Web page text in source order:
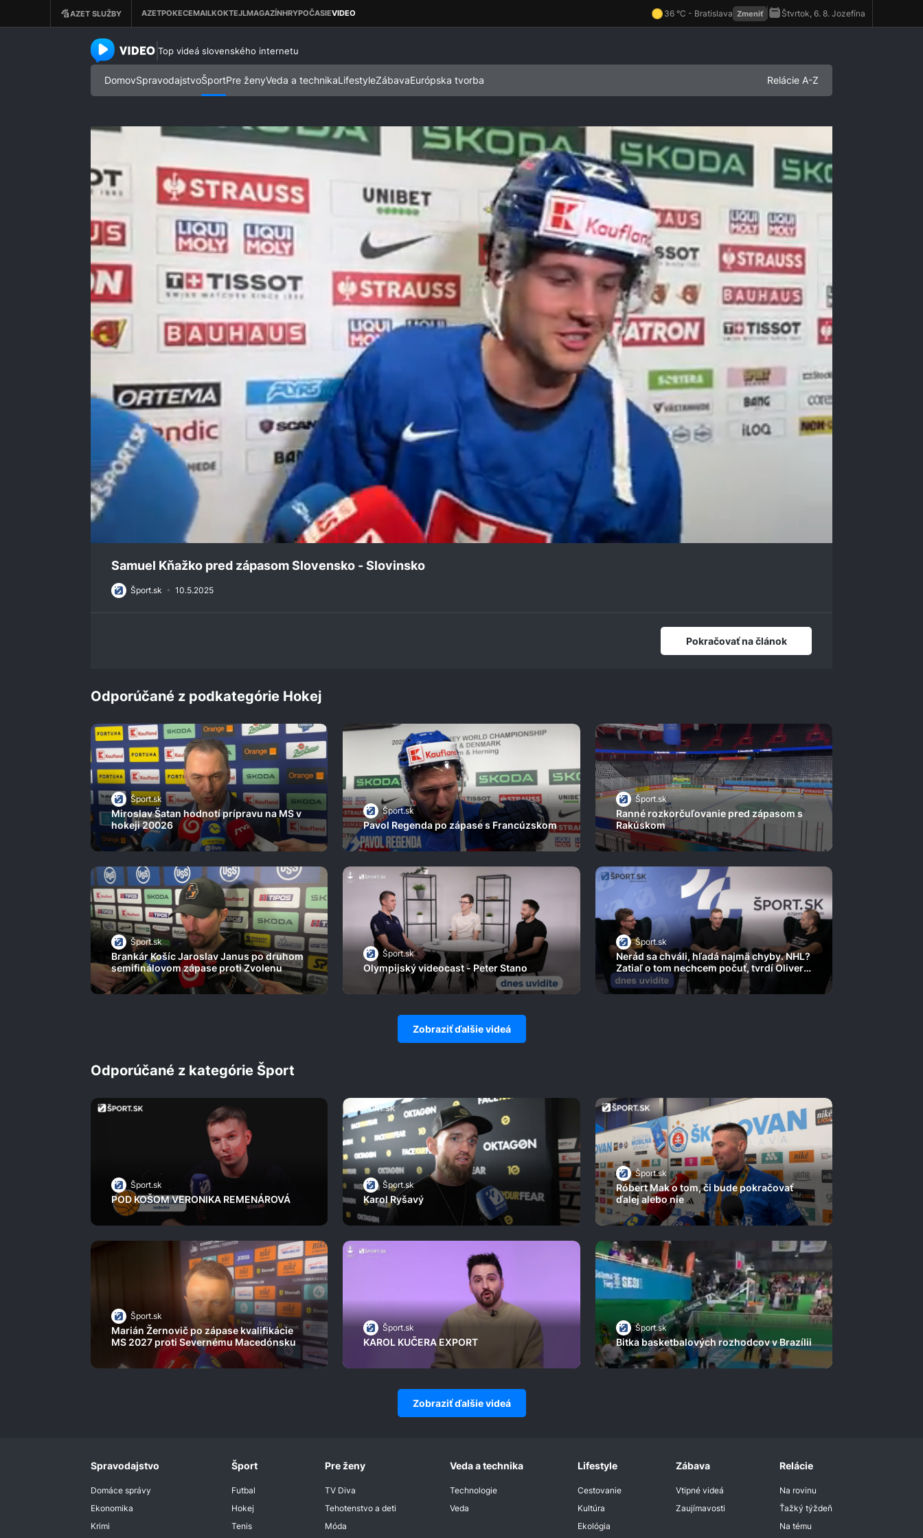
azet.video.sk
Top videá slovenského internetu
DomovSpravodajstvoŠportPre ženyVeda a technikaLifestyleZábavaEurópska tvorba Relácie A-Z
seconds
minute,
Samuel Kňažko pred zápasom Slovensko - Slovinsko
Šport.sk • 10.5.2025
Pokračovať na článok
Odporúčané z podkategórie Hokej
Šport.sk
Miroslav Šatan hodnotí prípravu na MS v
hokeji 20026
Šport.sk
Pavol Regenda po zápase s Francúzskom
Šport.sk
Ranné rozkorčuľovanie pred zápasom s
Rakúskom
Šport.sk
Brankár Košíc Jaroslav Janus po druhom
semifinálovom zápase proti Zvolenu
Šport.sk
Olympijský videocast - Peter Stano
Šport.sk
Nerád sa chváli, hľadá najmä chyby. NHL?
Zatiaľ o tom nechcem počuť, tvrdí Oliver
Okuliar
Zobraziť ďalšie videá
Odporúčané z kategórie Šport
Šport.sk
POD KOŠOM VERONIKA REMENÁROVÁ
Šport.sk
Karol Ryšavý
Šport.sk
Róbert Mak o tom, či bude pokračovať
ďalej alebo nie
Šport.sk
Marián Žernovič po zápase kvalifikácie
MS 2027 proti Severnému Macedónsku
Šport.sk
KAROL KUČERA EXPORT
Šport.sk
Bitka basketbalových rozhodcov v Brazílii
Zobraziť ďalšie videá
Spravodajstvo
Domáce správy
Ekonomika
Krimi
Šport
Futbal
Hokej
Tenis
Pre ženy
TV Diva
Tehotenstvo a deti
Móda
Veda a technika
Technologie
Veda
Lifestyle
Cestovanie
Kultúra
Ekológia
Zábava
Vtipné videá
Zaujímavosti
Relácie
Na rovinu
Ťažký týždeň
Na tému